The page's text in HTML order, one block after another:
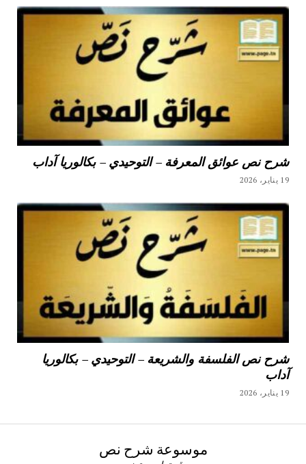
شرح نص عوائق المعرفة – التوحيدي – بكالوريا آداب
19 يناير، 2026
شرح نص الفلسفة والشريعة – التوحيدي – بكالوريا
آداب
19 يناير، 2026
موسوعة شرح نص